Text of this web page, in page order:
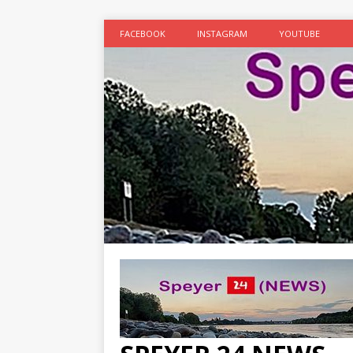
FACEBOOK INSTAGRAM YOUTUBE